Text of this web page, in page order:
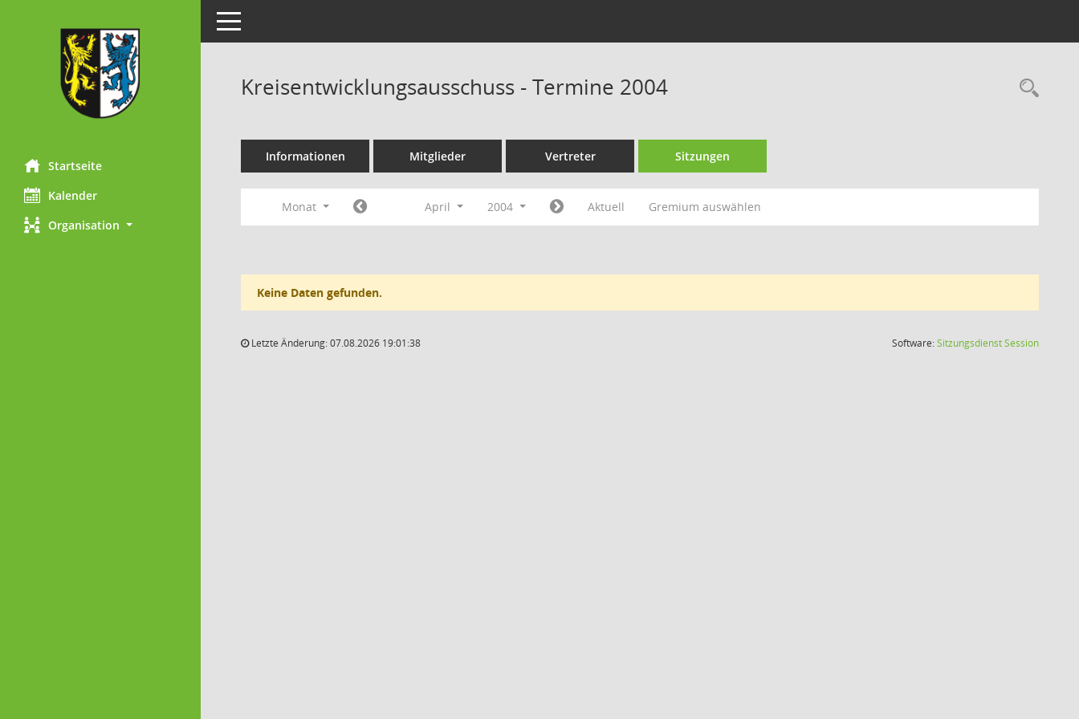
Startseite
Kalender
Organisation
Toggle navigation
Kreisentwicklungsausschuss - Termine 2004
Informationen Mitglieder Vertreter Sitzungen
Monat April 2004 Aktuell Gremium auswählen
Keine Daten gefunden.
Letzte Änderung: 07.08.2026 19:01:38 Software:SitzungsdienstSession(Wird in